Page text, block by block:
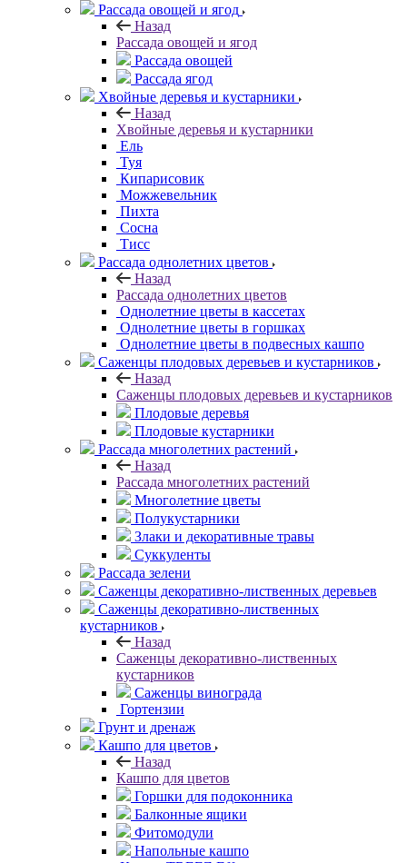
Рассада овощей и ягод
Назад
Рассада овощей и ягод
Рассада овощей
Рассада ягод
Хвойные деревья и кустарники
Назад
Хвойные деревья и кустарники
Ель
Туя
Кипарисовик
Можжевельник
Пихта
Сосна
Тисc
Рассада однолетних цветов
Назад
Рассада однолетних цветов
Однолетние цветы в кассетах
Однолетние цветы в горшках
Однолетние цветы в подвесных кашпо
Саженцы плодовых деревьев и кустарников
Назад
Саженцы плодовых деревьев и кустарников
Плодовые деревья
Плодовые кустарники
Рассада многолетних растений
Назад
Рассада многолетних растений
Многолетние цветы
Полукустарники
Злаки и декоративные травы
Суккуленты
Рассада зелени
Саженцы декоративно-лиственных деревьев
Саженцы декоративно-лиственных
кустарников
Назад
Саженцы декоративно-лиственных
кустарников
Саженцы винограда
Гортензии
Грунт и дренаж
Кашпо для цветов
Назад
Кашпо для цветов
Горшки для подоконника
Балконные ящики
Фитомодули
Напольные кашпо